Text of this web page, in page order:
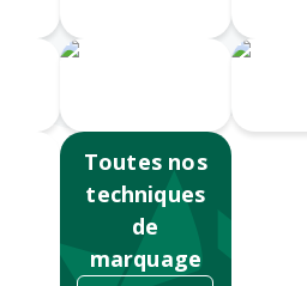
Toutes nos
techniques
de
marquage